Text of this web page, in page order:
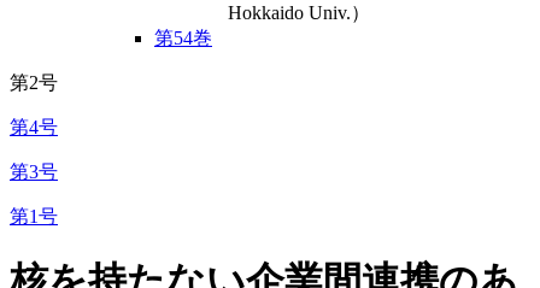
Hokkaido Univ.）
第54巻
第2号
第4号
第3号
第1号